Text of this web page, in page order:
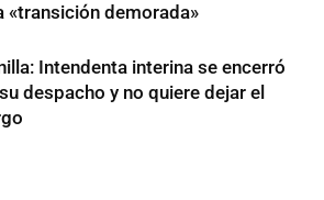
«transición demorada»
Intendenta interina se encerró
despacho y no quiere dejar el